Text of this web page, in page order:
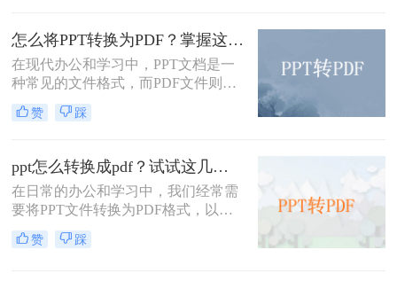
特点，因此非常适合用于保存和共享
PPT内容。本文将详细介绍PPT如何
转换成PDF，并提供一些实用技巧和
建议。
怎么将PPT转换为PDF？掌握这3个方法，工作效率直接翻倍！
在现代办公和学习中，PPT文档是一
种常见的文件格式，而PDF文件则是
一种更为便捷和广泛应用的电子文
档。许多人在工作和学习中需要将
地共享和保存。那么，怎么将PPT转
换为PDF呢？本文将为您介绍几种简
单易行的方法，帮助您快速完成转
换。
赞 踩
ppt怎么转换成pdf？试试这几种转换方法！
在日常的办公和学习中，我们经常需
要将PPT文件转换为PDF格式，以便
于分享、查阅或归档。PDF格式具有
跨平台、不易被篡改、保持文档原样
赞 踩